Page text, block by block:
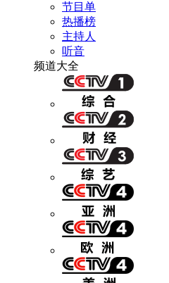
节目单
热播榜
主持人
听音
频道大全